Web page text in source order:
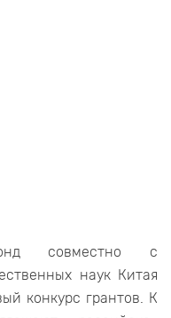
совместно с
наук Китая
конкурс грантов. К